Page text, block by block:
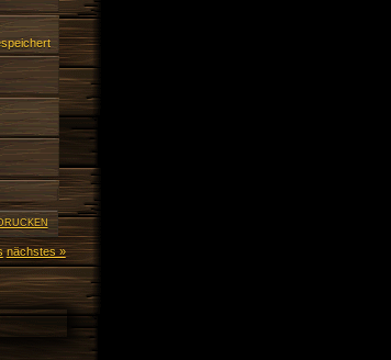
nächstes »